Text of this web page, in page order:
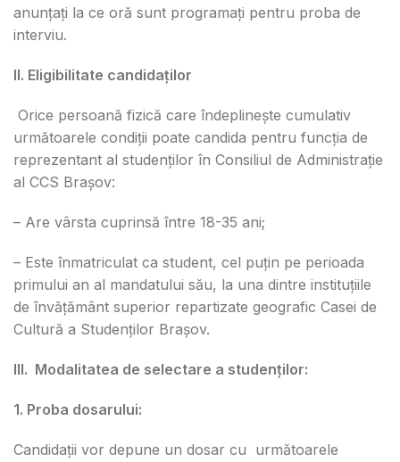
anunțați la ce oră sunt programați pentru proba de
interviu.
II. Eligibilitate candidaților
Orice persoană fizică care îndeplinește cumulativ
următoarele condiții poate candida pentru funcția de
reprezentant al studenților în Consiliul de Administrație
al CCS Brașov:
– Are vârsta cuprinsă între 18-35 ani;
– Este înmatriculat ca student, cel puțin pe perioada
primului an al mandatului său, la una dintre instituțiile
de învățământ superior repartizate geografic Casei de
Cultură a Studenților Brașov.
III. Modalitatea de selectare a studenților:
1. Proba dosarului:
Candidații vor depune un dosar cu următoarele